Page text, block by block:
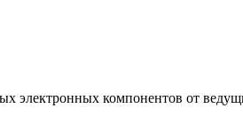
компонентов от